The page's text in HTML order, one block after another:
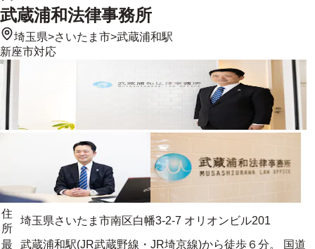
武蔵浦和法律事務所
埼玉県>さいたま市>武蔵浦和駅
新座市対応
住
所
埼玉県さいたま市南区白幡3-2-7 オリオンビル201
最
武蔵浦和駅(JR武蔵野線・JR埼京線)から徒歩６分。 国道